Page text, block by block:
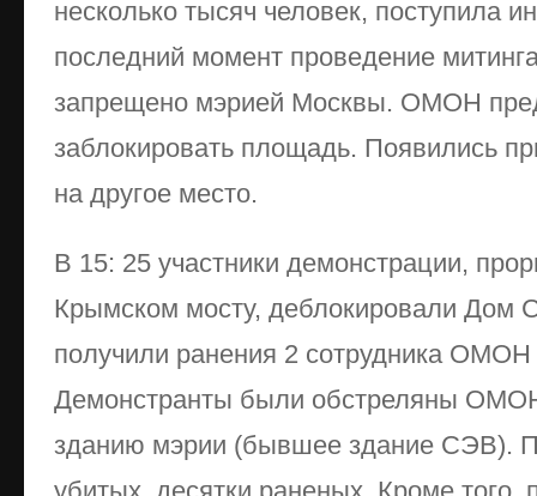
несколько тысяч человек, поступила
последний момент проведение
запрещено мэрией Москвы. ОМОН
заблокировать площадь. Появились
на другое место.
В 15: 25 участники демонстрации,
Крымском мосту, деблокировали Дом
получили ранения 2 сотрудника
Демонстранты были обстреляны
зданию мэрии (бывшее здание СЭВ).